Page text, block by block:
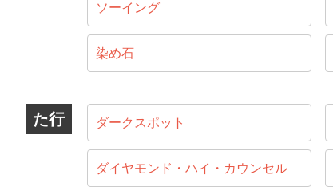
ソーイング
染め石
た行 ダークスポット
ダイヤモンド・ハイ・カウンセル